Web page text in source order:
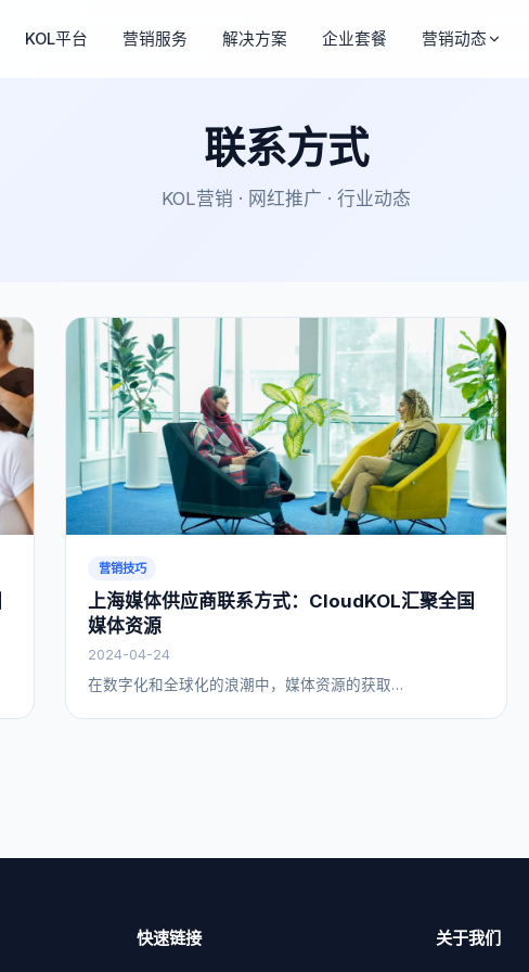
KOL平台 营销服务 解决方案 企业套餐 营销动态
联系方式
KOL营销 · 网红推广 · 行业动态
营销技巧
上海媒体供应商联系方式：CloudKOL汇聚全国
媒体资源
2024-04-24
在数字化和全球化的浪潮中，媒体资源的获取…
快速链接 关于我们